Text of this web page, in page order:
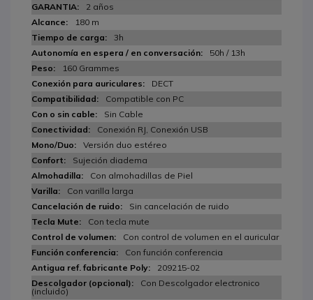
2 años
180 m
3h
50h / 13h
160 Grammes
DECT
Compatible con PC
Sin Cable
Conexión RJ, Conexión USB
Versión duo estéreo
Sujeción diadema
Con almohadillas de Piel
Con varilla larga
Sin cancelación de ruido
Con tecla mute
Con control de volumen en el auricular
Con función conferencia
209215-02
Con Descolgador electronico
(incluido)